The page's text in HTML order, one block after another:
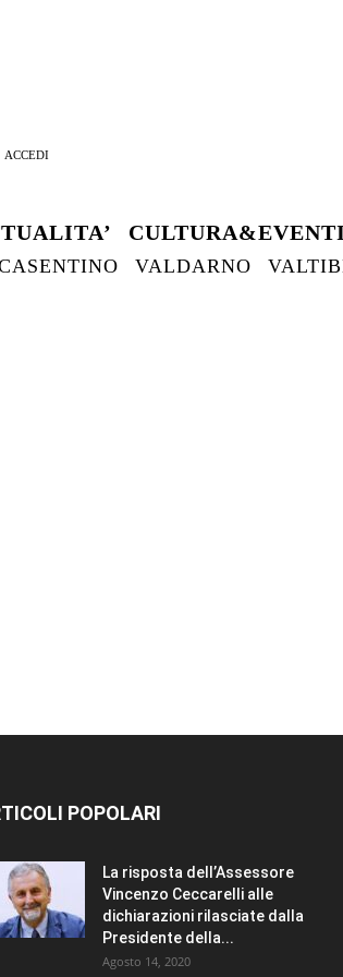
ACCEDI
CULTURA&EVENTI
VALDARNO
POPOLARI
La risposta dell’Assessore
Vincenzo Ceccarelli alle
dichiarazioni rilasciate dalla
Presidente della...
Agosto 14, 2020